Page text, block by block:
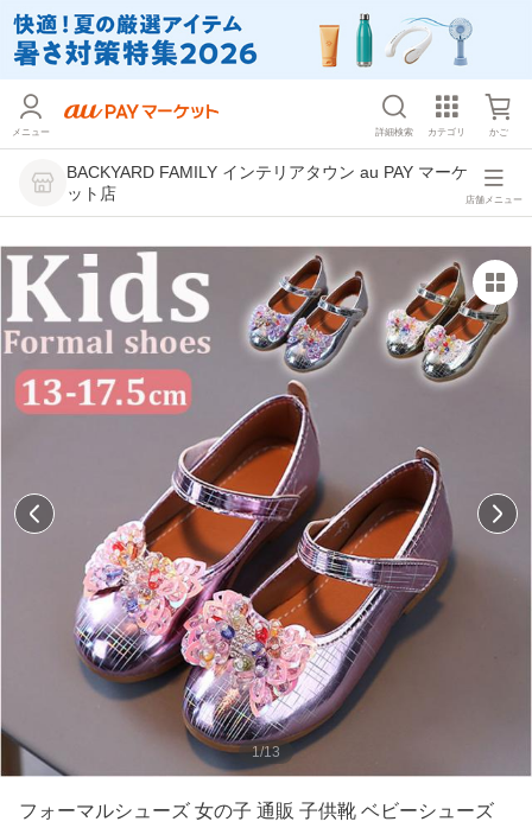
メニュー 詳細検索 カテゴリ かご
BACKYARD FAMILY インテリアタウン au PAY マーケ
ット店
店舗メニュー
1/13
フォーマルシューズ 女の子 通販 子供靴 ベビーシューズ